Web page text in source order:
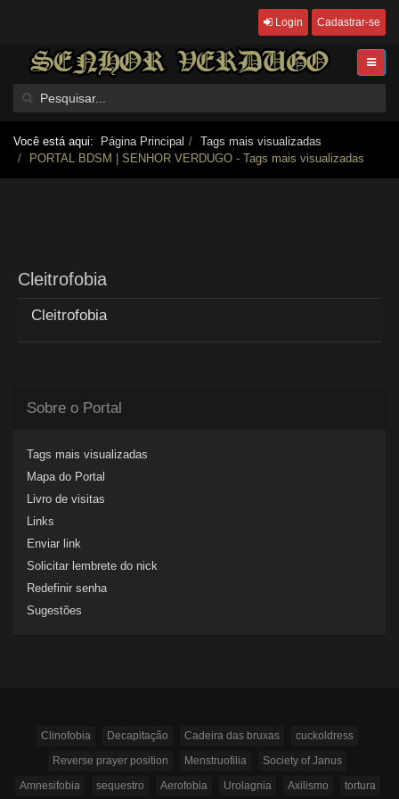
Login Cadastrar-se
Você está aqui: Página Principal
Tags mais visualizadas
PORTAL BDSM | SENHOR VERDUGO - Tags mais visualizadas
Cleitrofobia
Cleitrofobia
Sobre o Portal
Tags mais visualizadas
Mapa do Portal
Livro de visitas
Links
Enviar link
Solicitar lembrete do nick
Redefinir senha
Sugestões
Clinofobia Decapitação Cadeira das bruxas
cuckoldress
Reverse prayer position
Menstruofilia
Society of Janus
Amnesifobia
sequestro Aerofobia Urolagnia Axilismo tortura